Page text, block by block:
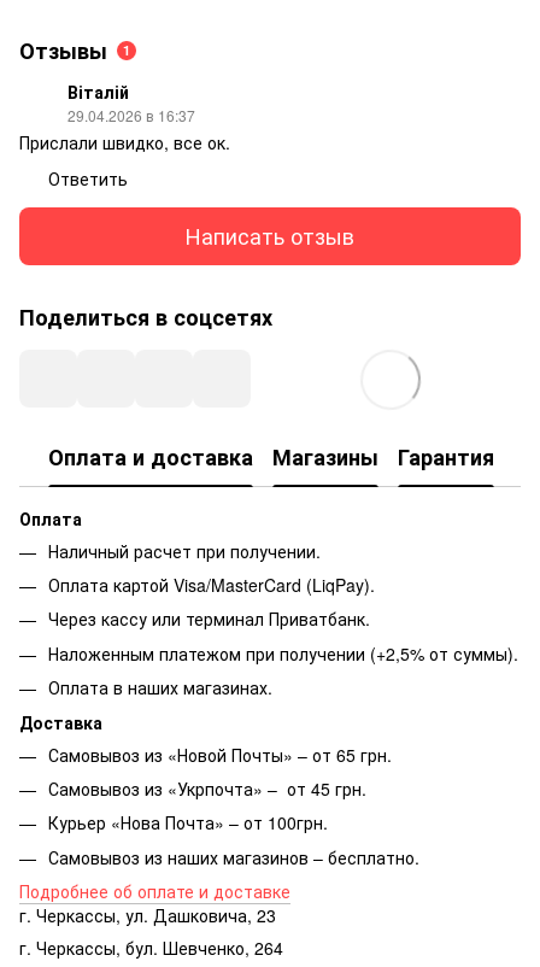
Отзывы 1
Віталій
29.04.2026 в 16:37
Прислали швидко, все ок.
Ответить
Написать отзыв
Поделиться в соцсетях
Оплата и доставка Магазины Гарантия
Оплата
Наличный расчет при получении.
Оплата картой Visa/MasterCard (LiqPay).
Через кассу или терминал Приватбанк.
Наложенным платежом при получении (+2,5% от суммы).
Оплата в наших магазинах.
Доставка
Самовывоз из «Новой Почты» – от 65 грн.
Самовывоз из «Укрпочта» – от 45 грн.
Курьер «Нова Почта» – от 100грн.
Самовывоз из наших магазинов – бесплатно.
Подробнее об оплате и доставке
г. Черкассы, ул. Дашковича, 23
г. Черкассы, бул. Шевченко, 264